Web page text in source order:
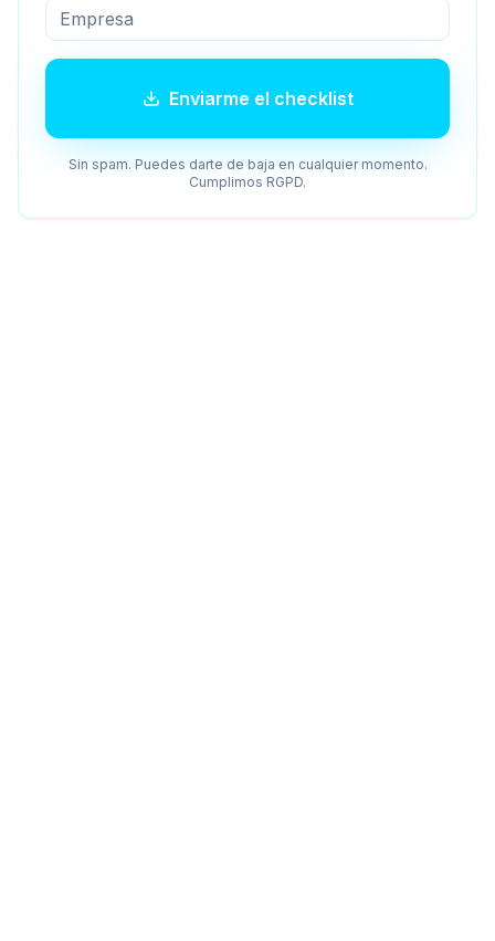
Enviarme el checklist
Sin spam. Puedes darte de baja en cualquier momento.
Cumplimos RGPD.